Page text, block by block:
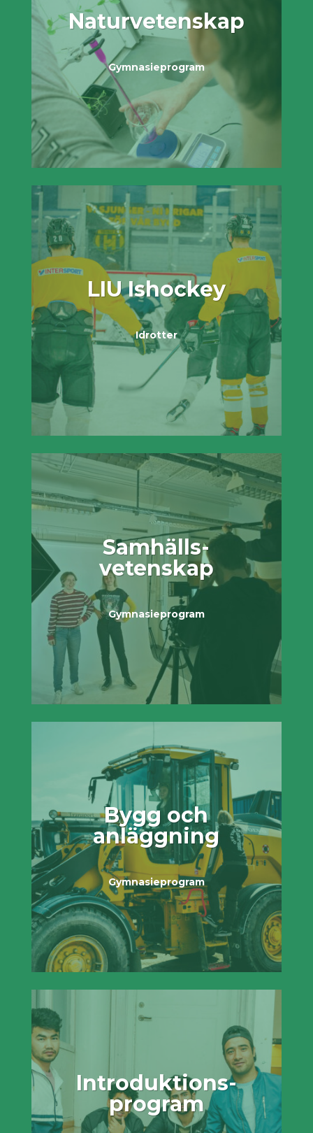
Natur­vetenskap
Gymnasieprogram
LIU Ishockey
Idrotter
Samhälls­
vetenskap
Gymnasieprogram
Bygg och
anläggning
Gymnasieprogram
Introduktions­
program